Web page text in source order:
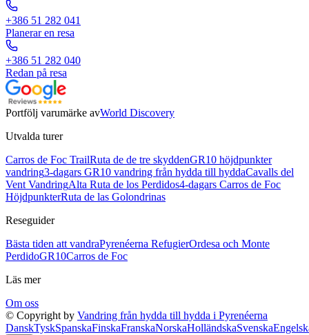
+386 51 282 041
Planerar en resa
+386 51 282 040
Redan på resa
Portfölj varumärke avWorld Discovery
Utvalda turer
Carros de Foc TrailRuta de de tre skyddenGR10 höjdpunkter
vandring3-dagars GR10 vandring från hydda till hyddaCavalls del
Vent VandringAlta Ruta de los Perdidos4-dagars Carros de Foc
HöjdpunkterRuta de las Golondrinas
Reseguider
Bästa tiden att vandraPyrenéerna RefugierOrdesa och Monte
PerdidoGR10Carros de Foc
Läs mer
Om oss
© Copyright by Vandring från hydda till hydda i Pyrenéerna
DanskTyskSpanskaFinskaFranskaNorskaHolländskaSvenska